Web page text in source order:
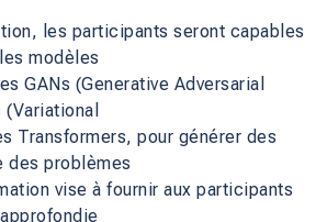
les participants seront capables
modèles
GANs (Generative Adversarial
Transformers, pour générer des
des problèmes
vise à fournir aux participants